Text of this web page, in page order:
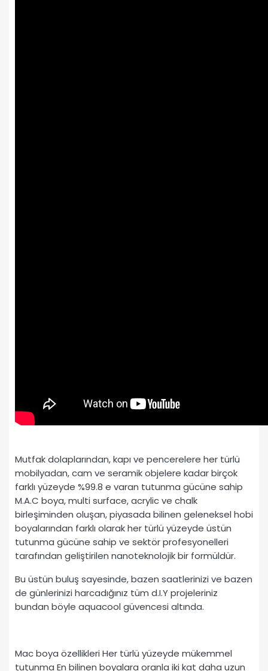
Mutfak dolaplarından, kapı ve pencerelere her türlü
mobilyadan, cam ve seramik objelere kadar birçok
farklı yüzeyde %99.8 e varan tutunma gücüne sahip
M.A.C boya, multi surface, acrylic ve chalk
birleşiminden oluşan, piyasada bilinen geleneksel hobi
boyalarından farklı olarak her türlü yüzeyde üstün
tutunma gücüne sahip ve sektör profesyonelleri
tarafından geliştirilen nanoteknolojik bir formüldür.
Bu üstün buluş sayesinde, bazen saatlerinizi ve bazen
de günlerinizi harcadığınız tüm d.I.Y projeleriniz
bundan böyle aquacool güvencesi altında.
Mac boya özellikleri Her türlü yüzeyde mükemmel
tutunma En bilinen boyalara oranla iki kat daha uzun